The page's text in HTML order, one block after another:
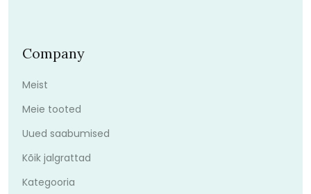
Company
Meist
Meie tooted
Uued saabumised
Kõik jalgrattad
Kategooria